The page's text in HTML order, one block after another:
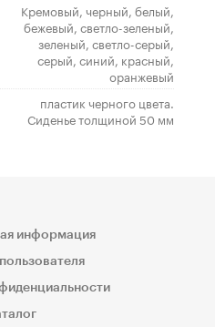
Кремовый, черный, белый,
бежевый, светло-зеленый,
зеленый, светло-серый,
серый, синий, красный,
оранжевый
пластик черного цвета.
Сиденье толщиной 50 мм
информация